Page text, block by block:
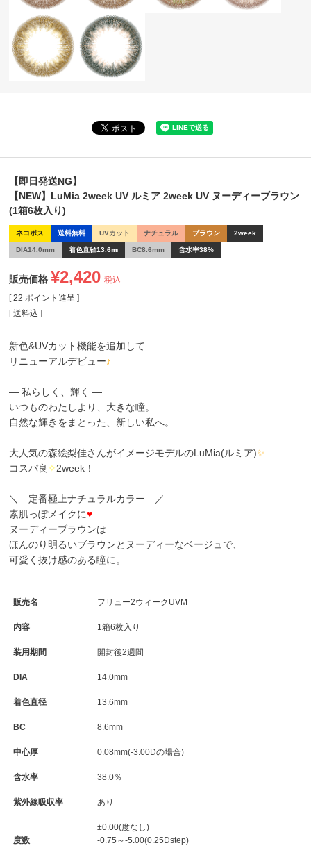
【即日発送NG】
【NEW】LuMia 2week UV ルミア 2week UV ヌーディーブラウン
(1箱6枚入り)
ネコポス 送料無料 UVカット ナチュラル ブラウン 2week
DIA14.0mm 着色直径13.6㎜ BC8.6mm 含水率38%
販売価格 ¥2,420 税込
[ 22 ポイント進呈 ]
送料込
新色&UVカット機能を追加して
リニューアルデビュー♪
― 私らしく、輝く ―
いつものわたしより、大きな瞳。
自然な輝きをまとった、新しい私へ。
大人気の森絵梨佳さんがイメージモデルのLuMia(ルミア)✨
コスパ良✧2week！
＼ 定番極上ナチュラルカラー ／
素肌っぽメイクに♥
ヌーディーブラウンは
ほんのり明るいブラウンとヌーディーなベージュで、
可愛く抜け感のある瞳に。
販売名 フリュー2ウィークUVM
内容 1箱6枚入り
装用期間 開封後2週間
DIA 14.0mm
着色直径 13.6mm
BC 8.6mm
中心厚 0.08mm(-3.00Dの場合)
含水率 38.0％
紫外線吸収率 あり
度数
±0.00(度なし)
-0.75～-5.00(0.25Dstep)